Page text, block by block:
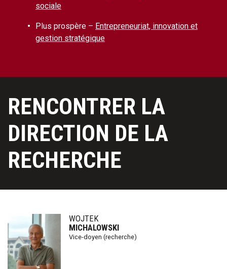
sociale
Plus prospère – Entrepreneuriat, innovation et
gestion stratégique
RENCONTRER LA
DIRECTION DE LA
RECHERCHE
WOJTEK
MICHALOWSKI
Vice-doyen (recherche)